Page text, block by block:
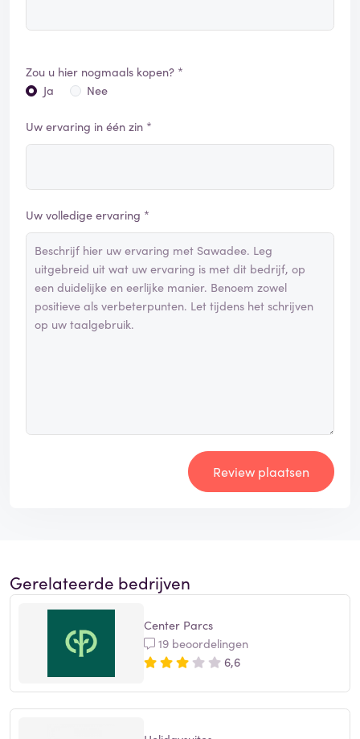
Zou u hier nogmaals kopen? *
Ja
Nee
Uw ervaring in één zin *
Uw volledige ervaring *
Review plaatsen
Gerelateerde bedrijven
Center Parcs
19 beoordelingen
6,6